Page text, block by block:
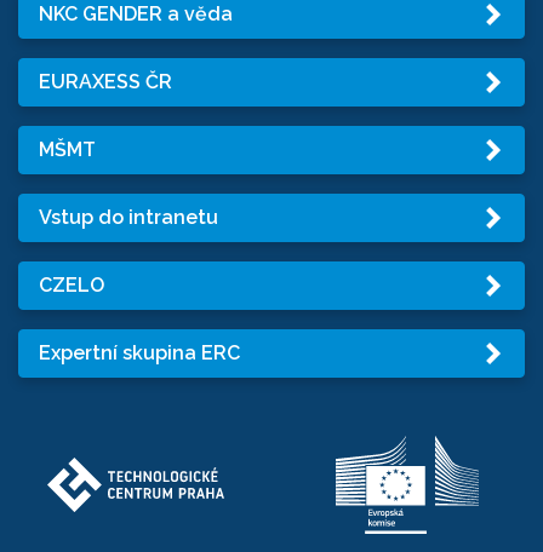
NKC GENDER a věda
EURAXESS ČR
MŠMT
Vstup do intranetu
CZELO
Expertní skupina ERC